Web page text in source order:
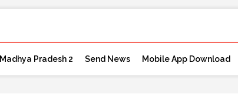
Madhya Pradesh 2 Send News Mobile App Download